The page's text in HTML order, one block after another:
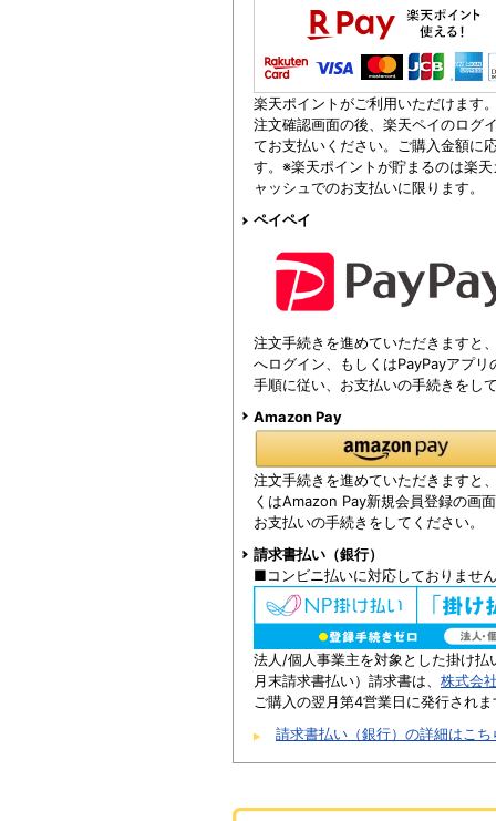
楽天ポイントがご利用いただけます
注文確認画面の後、楽天ペイのログ
てお支払いください。ご購入金額に
す。※楽天ポイントが貯まるのは楽
ャッシュでのお支払いに限ります。
ペイペイ
注文手続きを進めていただきますと
へログイン、もしくはPayPayアプ
手順に従い、お支払いの手続きをし
Amazon Pay
注文手続きを進めていただきますと
くはAmazon Pay新規会員登録の画
お支払いの手続きをしてください。
請求書払い（銀行）
■コンビニ払いに対応しておりませ
法人/個人事業主を対象とした掛け
月末請求書払い）請求書は、 株式会
ご購入の翌月第4営業日に発行されま
請求書払い（銀行）の詳細はこち